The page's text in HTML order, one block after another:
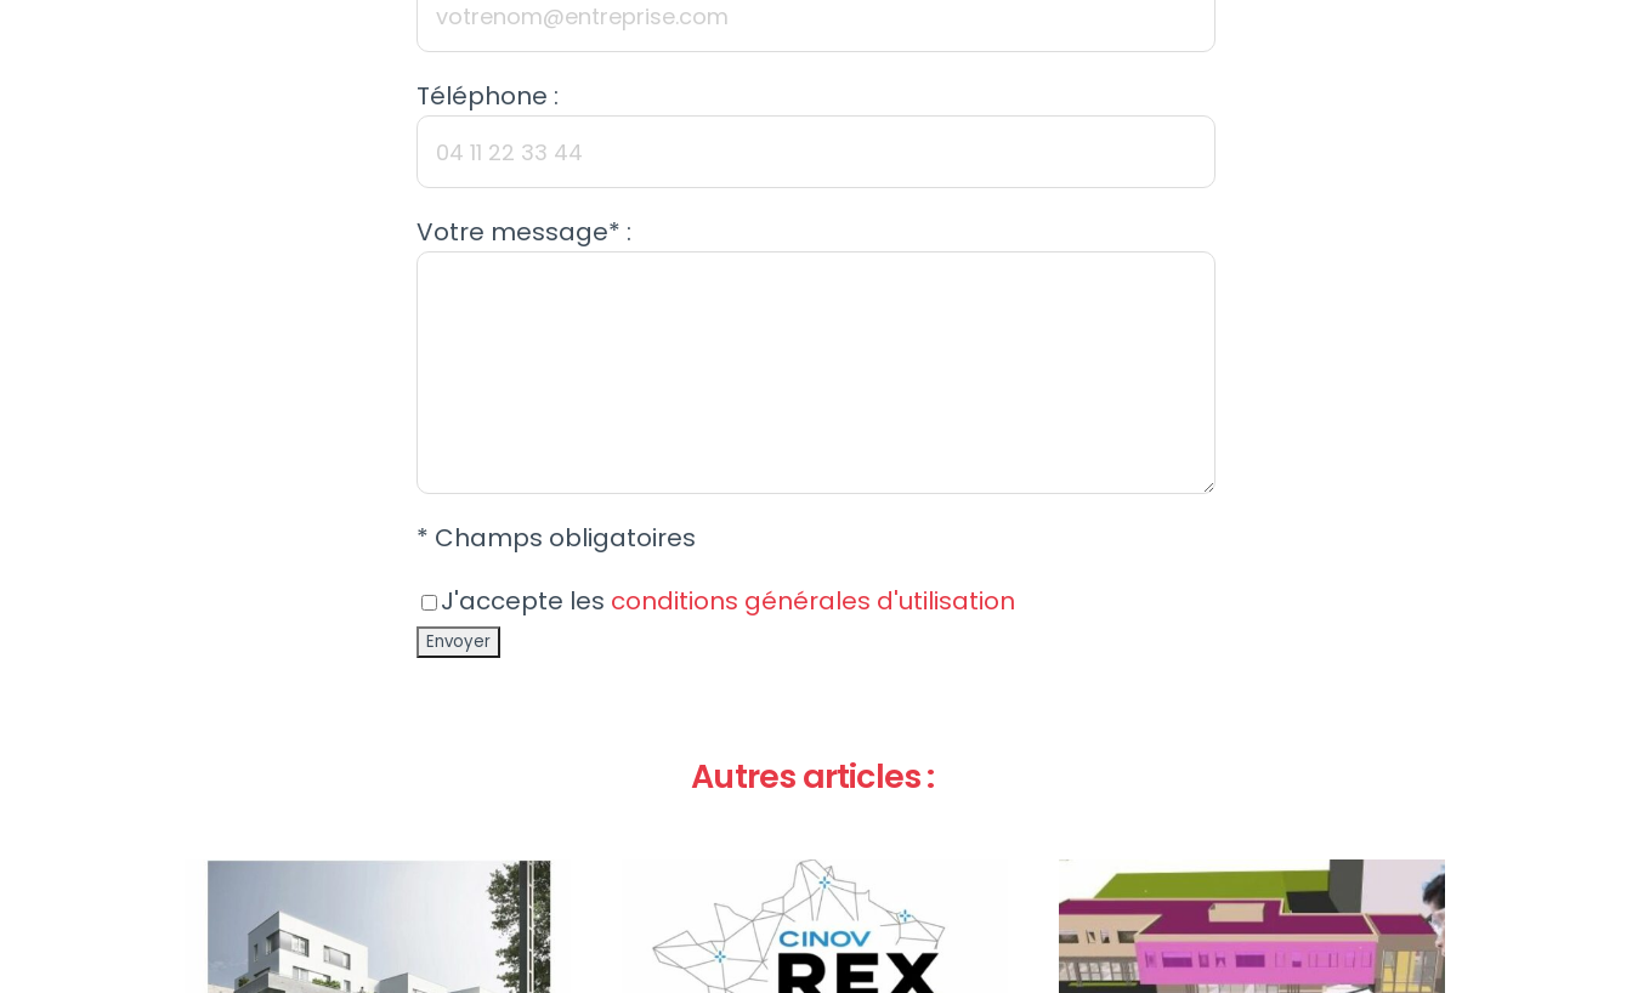
Téléphone :
Votre message* :
* Champs obligatoires
J'accepte les conditions générales d'utilisation
Autres articles :